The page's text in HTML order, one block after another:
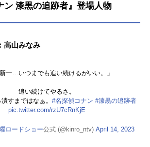
探偵コナン』劇場版シリーズ人気ラ
天楼』1998年『名探偵コナン14番目
末の魔術師』2000年『名探偵コナン
ナン天国へのカウントダウン』2002
年『名探偵コナンベイカー街の亡
霊』2003年『名探偵コナン迷宮の十
奇術師』2005年『名探偵コナン水平
ン 漆黒の追跡者』登場人物
高山みなみ
新一…いつまでも追い続けるがいい。」
追い続けてやるさ。
すまではなぁ。 #名探偵コナン #漆黒の追跡者
pic.twitter.com/rzU7cRnKjE
ロードショー公式 (@kinro_ntv) April 14, 2023